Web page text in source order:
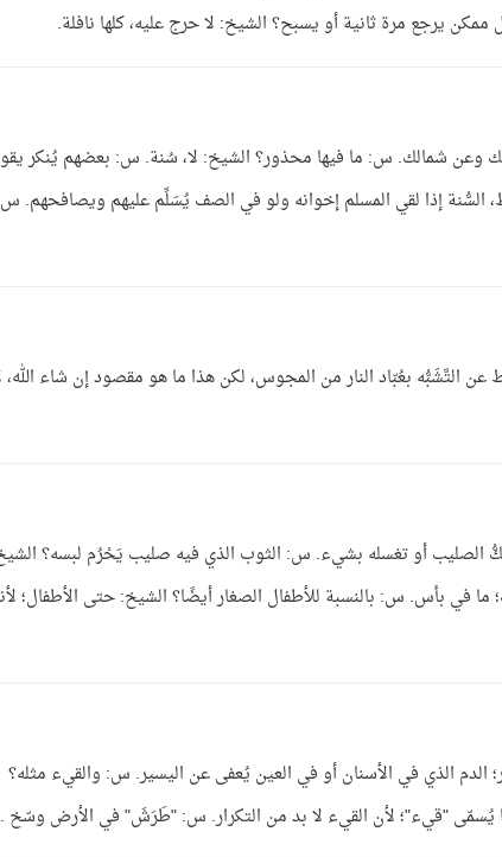
يرجع مرة ثانية أو يسبح؟ الشيخ: لا حرج عليه، كلها نافلة.
وعن شمالك. س: ما فيها محذور؟ الشيخ: لا، سُنة. س: بعضهم يُنكر
السُّنة إذا لقي المسلم إخوانه ولو في الصف يُسَلِّم عليهم ويصافحهم.
التَّشَبُّه بعُبّاد النار من المجوس، لكن هذا ما هو مقصود إن شاء الله،
الصليب أو تغسله بشيء. س: الثوب الذي فيه صليب يَحْرُم لبسه؟
في بأس. س: بالنسبة للأطفال الصغار أيضًا؟ الشيخ: حتى الأطفال؛
الدم الذي في الأسنان أو في العين يُعفى عن اليسير. س: والقيء مثله؟
يُسمّى "قيء"؛ لأن القيء لا بد من التكرار. س: "طَرَشَ" في الأرض وسّخ